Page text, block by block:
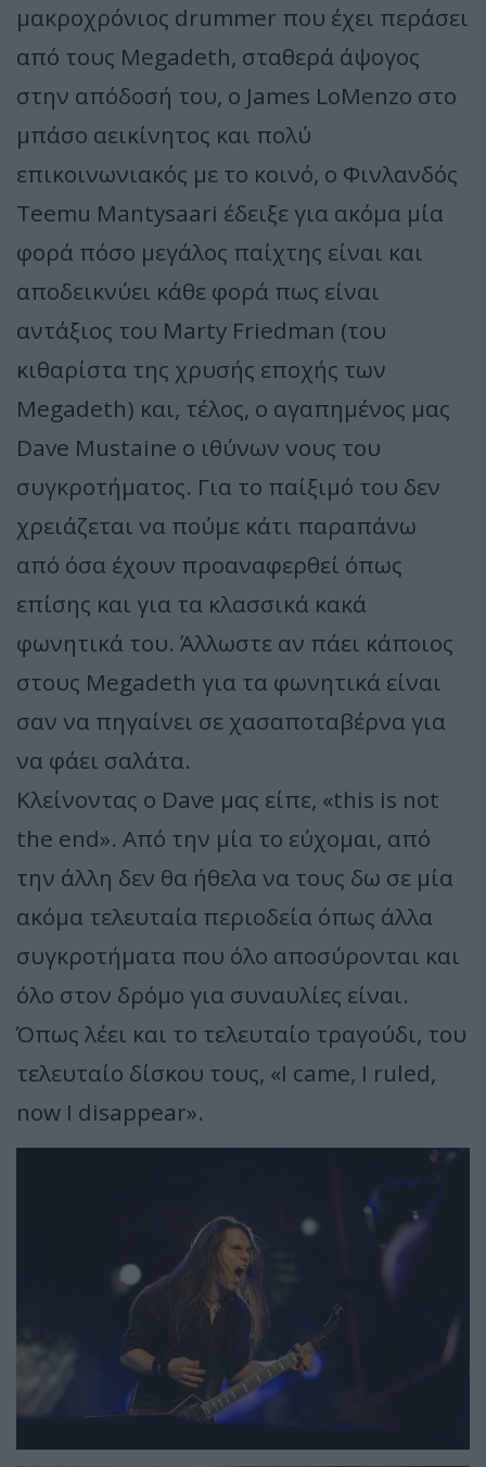
μακροχρόνιος drummer που έχει περάσει
από τους Megadeth, σταθερά άψογος
στην απόδοσή του, ο James LoMenzo στο
μπάσο αεικίνητος και πολύ
επικοινωνιακός με το κοινό, ο Φινλανδός
Teemu Mantysaari έδειξε για ακόμα μία
φορά πόσο μεγάλος παίχτης είναι και
αποδεικνύει κάθε φορά πως είναι
αντάξιος του Marty Friedman (του
κιθαρίστα της χρυσής εποχής των
Megadeth) και, τέλος, ο αγαπημένος μας
Dave Mustaine ο ιθύνων νους του
συγκροτήματος. Για το παίξιμό του δεν
χρειάζεται να πούμε κάτι παραπάνω
από όσα έχουν προαναφερθεί όπως
επίσης και για τα κλασσικά κακά
φωνητικά του. Άλλωστε αν πάει κάποιος
στους Megadeth για τα φωνητικά είναι
σαν να πηγαίνει σε χασαποταβέρνα για
να φάει σαλάτα.
Κλείνοντας ο Dave μας είπε, «this is not
the end». Από την μία το εύχομαι, από
την άλλη δεν θα ήθελα να τους δω σε μία
ακόμα τελευταία περιοδεία όπως άλλα
συγκροτήματα που όλο αποσύρονται και
όλο στον δρόμο για συναυλίες είναι.
Όπως λέει και το τελευταίο τραγούδι, του
τελευταίο δίσκου τους, «I came, I ruled,
now I disappear».